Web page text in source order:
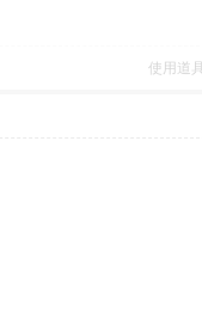
使用道具